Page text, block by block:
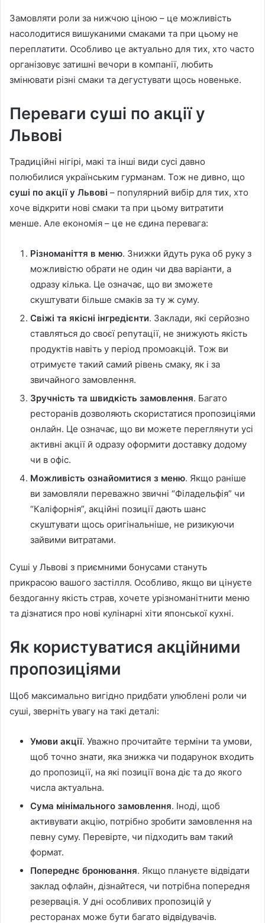
Замовляти роли за нижчою ціною – це можливість
насолодитися вишуканими смаками та при цьому не
переплатити. Особливо це актуально для тих, хто часто
організовує затишні вечори в компанії, любить
змінювати різні смаки та дегустувати щось новеньке.
Переваги суші по акції у
Львові
Традиційні нігірі, макі та інші види сусі давно
полюбилися українським гурманам. Тож не дивно, що
суші по акції у Львові – популярний вибір для тих, хто
хоче відкрити нові смаки та при цьому витратити
менше. Але економія – це не єдина перевага:
Різноманіття в меню. Знижки йдуть рука об руку з
можливістю обрати не один чи два варіанти, а
одразу кілька. Це означає, що ви зможете
скуштувати більше смаків за ту ж суму.
Свіжі та якісні інгредієнти. Заклади, які серйозно
ставляться до своєї репутації, не знижують якість
продуктів навіть у період промоакцій. Тож ви
отримуєте такий самий рівень смаку, як і за
звичайного замовлення.
Зручність та швидкість замовлення. Багато
ресторанів дозволяють скористатися пропозиціями
онлайн. Це означає, що ви можете переглянути усі
активні акції й одразу оформити доставку додому
чи в офіс.
Можливість ознайомитися з меню. Якщо раніше
ви замовляли переважно звичні “Філадельфія” чи
“Каліфорнія”, акційні позиції дають шанс
скуштувати щось оригінальніше, не ризикуючи
зайвими витратами.
Суші у Львові з приємними бонусами стануть
прикрасою вашого застілля. Особливо, якщо ви цінуєте
бездоганну якість страв, хочете урізноманітнити меню
та дізнатися про нові кулінарні хіти японської кухні.
Як користуватися акційними
пропозиціями
Щоб максимально вигідно придбати улюблені роли чи
суші, зверніть увагу на такі деталі:
Умови акції. Уважно прочитайте терміни та умови,
щоб точно знати, яка знижка чи подарунок входить
до пропозиції, на які позиції вона діє та до якого
числа актуальна.
Сума мінімального замовлення. Іноді, щоб
активувати акцію, потрібно зробити замовлення на
певну суму. Перевірте, чи підходить вам такий
формат.
Попереднє бронювання. Якщо плануєте відвідати
заклад офлайн, дізнайтеся, чи потрібна попередня
резервація. У дні особливих пропозицій у
ресторанах може бути багато відвідувачів.